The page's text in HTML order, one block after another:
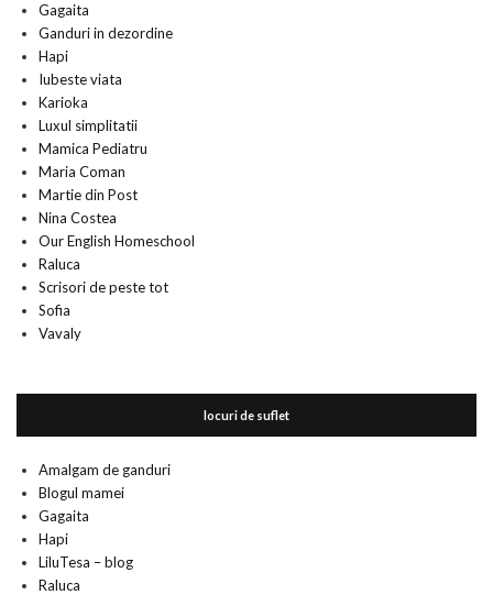
Gagaita
Ganduri in dezordine
Hapi
Iubeste viata
Karioka
Luxul simplitatii
Mamica Pediatru
Maria Coman
Martie din Post
Nina Costea
Our English Homeschool
Raluca
Scrisori de peste tot
Sofia
Vavaly
locuri de suflet
Amalgam de ganduri
Blogul mamei
Gagaita
Hapi
LiluTesa – blog
Raluca